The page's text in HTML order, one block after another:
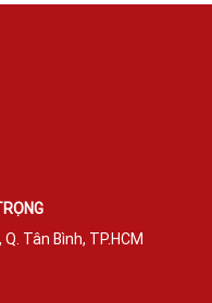
Tân Bình, TP.HCM